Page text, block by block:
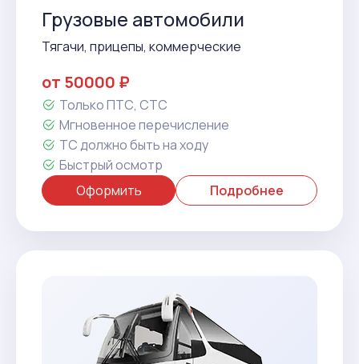
Грузовые автомобили
Тягачи, прицепы, коммерческие
от 50000 ₽
Только ПТС, СТС
Мгновенное перечисление
ТС должно быть на ходу
Быстрый осмотр
Оформить
Подробнее